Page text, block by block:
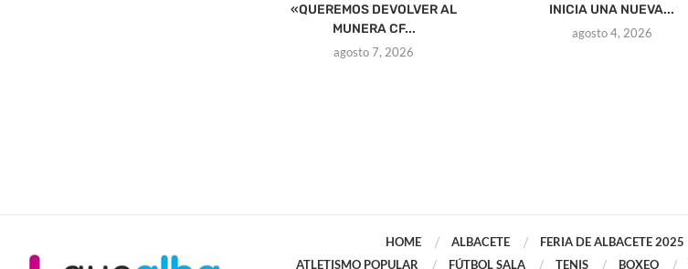
«QUEREMOS DEVOLVER AL
MUNERA CF...
agosto 7, 2026
INICIA UNA NUEVA...
agosto 4, 2026
HOME ALBACETE FERIA DE ALBACETE 2025
ATLETISMO POPULAR
FÚTBOL SALA TENIS BOXEO